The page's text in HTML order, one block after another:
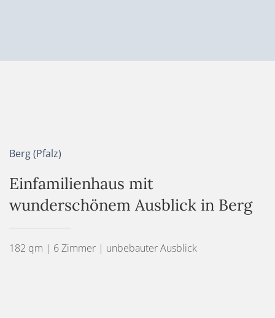
Berg (Pfalz)
Einfamilienhaus mit
wunderschönem Ausblick in Berg
182 qm | 6 Zimmer | unbebauter Ausblick